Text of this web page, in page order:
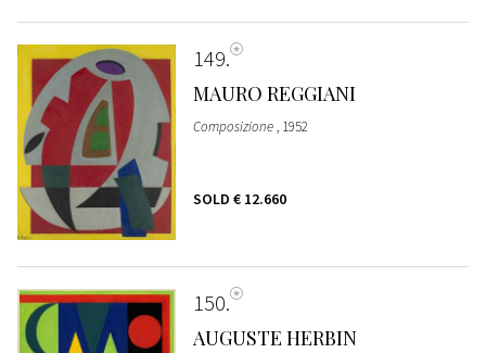
149
MAURO REGGIANI
Composizione, 1952
SOLD € 12.660
150
AUGUSTE HERBIN